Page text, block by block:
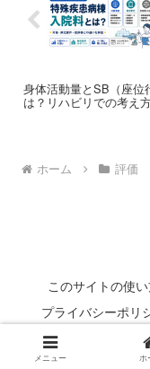
身体活動量とSB（座位
は？リハビリでの考え
ホーム 評価
このサイトの使
プライバシーポリ
メニュー ホ